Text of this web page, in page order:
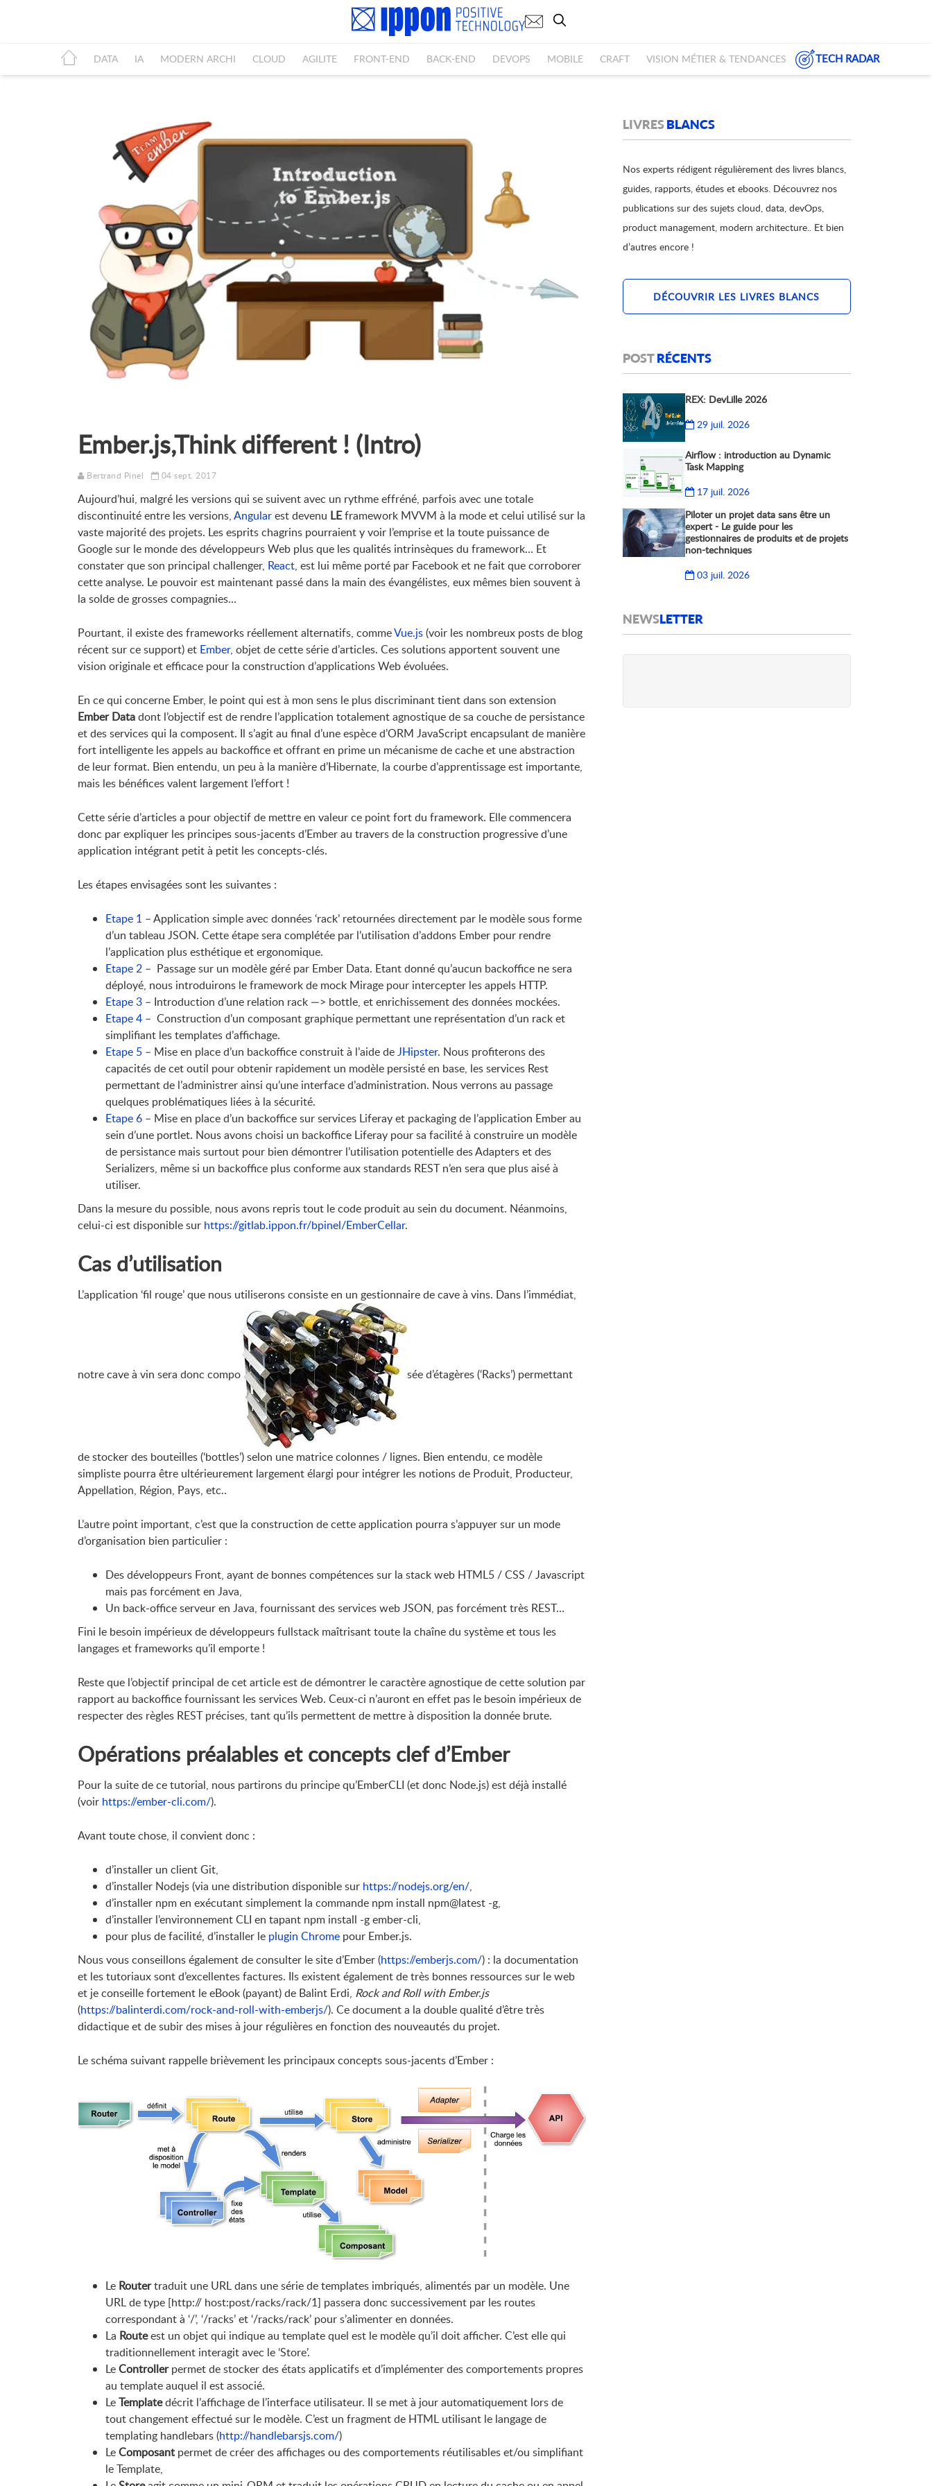
DATA IA MODERN ARCHI CLOUD AGILITE FRONT-END BACK-END DEVOPS MOBILE CRAFT VISION MÉTIER & TENDANCES TECH RADAR
Ember.js,Think different ! (Intro)
Bertrand Pinel 04 sept. 2017
Aujourd’hui, malgré les versions qui se suivent avec un rythme effréné, parfois avec une totale
discontinuité entre les versions,Angularest devenu LEframework MVVM à la mode et celui utilisé sur la
vaste majorité des projets. Les esprits chagrins pourraient y voir l’emprise et la toute puissance de
Google sur le monde des développeurs Web plus que les qualités intrinsèques du framework… Et
constater que son principal challenger, React, est lui même porté par Facebook et ne fait que corroborer
cette analyse. Le pouvoir est maintenant passé dans la main des évangélistes, eux mêmes bien souvent à
la solde de grosses compagnies…
Pourtant, il existe des frameworks réellement alternatifs, commeVue.js(voir les nombreux posts de blog
récent sur ce support) et Ember, objet de cette série d’articles. Ces solutions apportent souvent une
vision originale et efficace pour la construction d’applications Web évoluées.
En ce qui concerne Ember, le point qui est à mon sens le plus discriminant tient dans son extension
Ember Datadont l’objectif est de rendre l’application totalement agnostique de sa couche de persistance
et des services qui la composent. Il s’agit au final d’une espèce d’ORM JavaScript encapsulant de manière
fort intelligente les appels au backoffice et offrant en prime un mécanisme de cache et une abstraction
de leur format. Bien entendu, un peu à la manière d’Hibernate, la courbe d’apprentissage est importante,
mais les bénéfices valent largement l’effort !
Cette série d’articles a pour objectif de mettre en valeur ce point fort du framework. Elle commencera
donc par expliquer les principes sous-jacents d’Ember au travers de la construction progressive d’une
application intégrant petit à petit les concepts-clés.
Les étapes envisagées sont les suivantes :
Etape 1 – Application simple avec données ‘rack’ retournées directement par le modèle sous forme
d’un tableau JSON. Cette étape sera complétée par l’utilisation d’addons Ember pour rendre
l’application plus esthétique et ergonomique.
Etape 2 – Passage sur un modèle géré par Ember Data. Etant donné qu’aucun backoffice ne sera
déployé, nous introduirons le framework de mock Mirage pour intercepter les appels HTTP.
Etape 3 – Introduction d’une relation rack —> bottle, et enrichissement des données mockées.
Etape 4 – Construction d’un composant graphique permettant une représentation d’un rack et
simplifiant les templates d’affichage.
Etape 5 – Mise en place d’un backoffice construit à l’aide deJHipster. Nous profiterons des
capacités de cet outil pour obtenir rapidement un modèle persisté en base, les services Rest
permettant de l’administrer ainsi qu’une interface d’administration. Nous verrons au passage
quelques problématiques liées à la sécurité.
Etape 6 – Mise en place d’un backoffice sur services Liferay et packaging de l’application Ember au
sein d’une portlet. Nous avons choisi un backoffice Liferay pour sa facilité à construire un modèle
de persistance mais surtout pour bien démontrer l’utilisation potentielle des Adapters et des
Serializers, même si un backoffice plus conforme aux standards REST n’en sera que plus aisé à
utiliser.
Dans la mesure du possible, nous avons repris tout le code produit au sein du document. Néanmoins,
celui-ci est disponible sur https://gitlab.ippon.fr/bpinel/EmberCellar.
Cas d’utilisation
L’application ‘fil rouge’ que nous utiliserons consiste en un gestionnaire de cave à vins. Dans l’immédiat,
notre cave à vin sera donc compo sée d’étagères (‘Racks’) permettant
de stocker des bouteilles (‘bottles’) selon une matrice colonnes / lignes. Bien entendu, ce modèle
simpliste pourra être ultérieurement largement élargi pour intégrer les notions de Produit, Producteur,
Appellation, Région, Pays, etc..
L’autre point important, c’est que la construction de cette application pourra s’appuyer sur un mode
d’organisation bien particulier :
Des développeurs Front, ayant de bonnes compétences sur la stack web HTML5 / CSS / Javascript
mais pas forcément en Java,
Un back-office serveur en Java, fournissant des services web JSON, pas forcément très REST…
Fini le besoin impérieux de développeurs fullstack maîtrisant toute la chaîne du système et tous les
langages et frameworks qu’il emporte !
Reste que l’objectif principal de cet article est de démontrer le caractère agnostique de cette solution par
rapport au backoffice fournissant les services Web. Ceux-ci n’auront en effet pas le besoin impérieux de
respecter des règles REST précises, tant qu’ils permettent de mettre à disposition la donnée brute.
Opérations préalables et concepts clef d’Ember
Pour la suite de ce tutorial, nous partirons du principe qu’EmberCLI (et donc Node.js) est déjà installé
(voir https://ember-cli.com/).
Avant toute chose, il convient donc :
d’installer un client Git,
d’installer Nodejs (via une distribution disponible sur https://nodejs.org/en/,
d’installer npm en exécutant simplement la commande npm install npm@latest -g,
d’installer l’environnement CLI en tapant npm install -g ember-cli,
pour plus de facilité, d’installer le plugin Chrome pour Ember.js.
Nous vous conseillons également de consulter le site d’Ember (https://emberjs.com/) : la documentation
et les tutoriaux sont d’excellentes factures. Ils existent également de très bonnes ressources sur le web
et je conseille fortement le eBook (payant) de Balint Erdi, Rock and Roll with Ember.js
(https://balinterdi.com/rock-and-roll-with-emberjs/). Ce document a la double qualité d’être très
didactique et de subir des mises à jour régulières en fonction des nouveautés du projet.
Le schéma suivant rappelle brièvement les principaux concepts sous-jacents d’Ember :
Le Routertraduit une URL dans une série de templates imbriqués, alimentés par un modèle. Une
URL de type [http:// host:post/racks/rack/1] passera donc successivement par les routes
correspondant à ‘/’, ‘/racks’ et ‘/racks/rack’ pour s’alimenter en données.
La Routeest un objet qui indique au template quel est le modèle qu’il doit afficher. C’est elle qui
traditionnellement interagit avec le ‘Store’.
LeControllerpermet de stocker des états applicatifs et d’implémenter des comportements propres
au template auquel il est associé.
LeTemplatedécrit l’affichage de l’interface utilisateur. Il se met à jour automatiquement lors de
tout changement effectué sur le modèle. C’est un fragment de HTML utilisant le langage de
templating handlebars (http://handlebarsjs.com/)
LeComposant permet de créer des affichages ou des comportements réutilisables et/ou simplifiant
le Template,
LIVRESBLANCS
Nos experts rédigent régulièrement des livres blancs,
guides, rapports, études et ebooks. Découvrez nos
publications sur des sujets cloud, data, devOps,
product management, modern architecture.. Et bien
d’autres encore !
DÉCOUVRIR LES LIVRES BLANCS
POSTRÉCENTS
REX: DevLille 2026
29 juil. 2026
Airflow : introduction au Dynamic
Task Mapping
17 juil. 2026
Piloter un projet data sans être un
expert - Le guide pour les
gestionnaires de produits et de projets
non-techniques
03 juil. 2026
NEWSLETTER